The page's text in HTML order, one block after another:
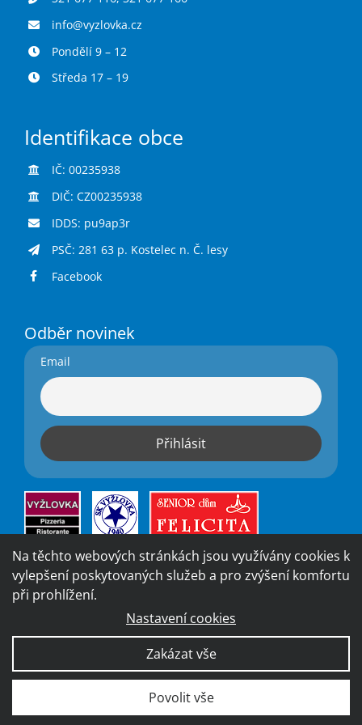
info@vyzlovka.cz
Pondělí 9 – 12
Středa 17 – 19
Identifikace obce
IČ: 00235938
DIČ: CZ00235938
IDDS: pu9ap3r
PSČ: 281 63 p. Kostelec n. Č. lesy
Facebook
Odběr novinek
Email
Prohlášení o přístupnosti
Na těchto webových stránkách jsou využívány cookies k
vylepšení poskytovaných služeb a pro zvýšení komfortu
při prohlížení.
Nastavení cookies
Zakázat vše
Povolit vše